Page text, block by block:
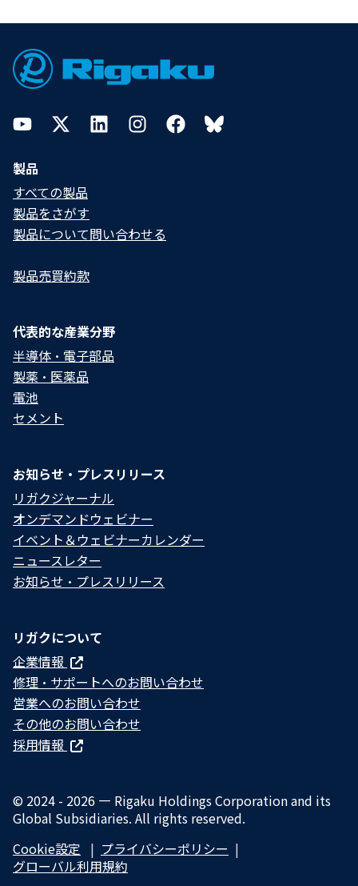
Footer
YouTubeTwitterLinkedInInstagramFacebookBluesky
製品
すべての製品
製品をさがす
製品について問い合わせる​
製品売買約款
代表的な産業分野
半導体・電子部品
製薬・医薬品
電池
セメント
お知らせ・プレスリリース
リガクジャーナル
オンデマンドウェビナー
イベント＆ウェビナーカレンダー
ニュースレター
お知らせ・プレスリリース
リガクについて
企業情報
修理・サポートへのお問い合わせ
営業へのお問い合わせ
その他のお問い合わせ
採用情報
© 2024 - 2026 — Rigaku Holdings Corporation and its
Global Subsidiaries. All rights reserved.
Cookie設定
プライバシーポリシー​
グローバル利用規約